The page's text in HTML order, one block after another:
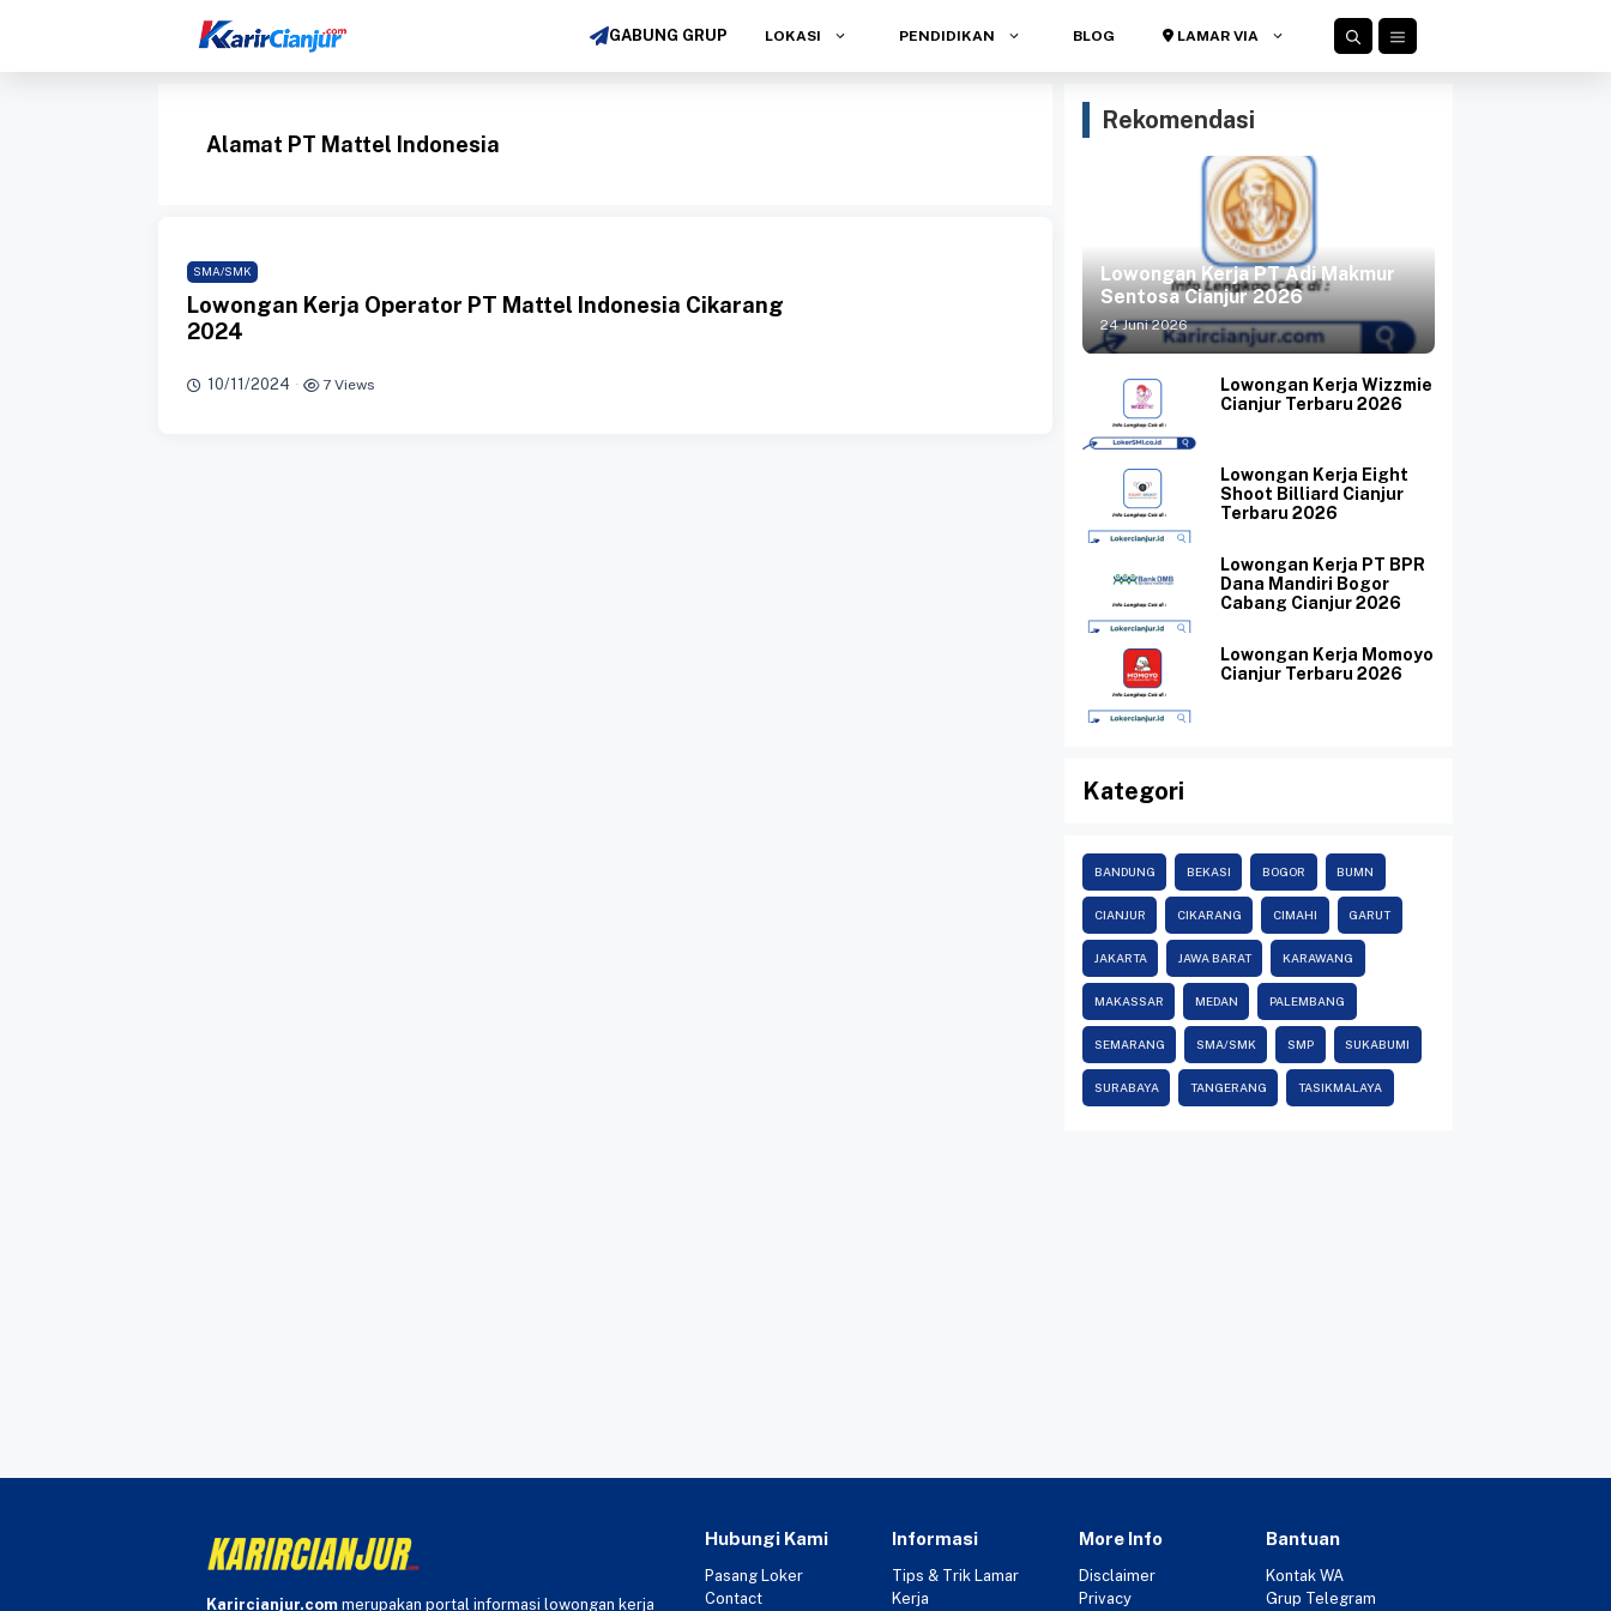
isi
GABUNG GRUP LOKASI PENDIDIKAN BLOG LAMAR VIA
Alamat PT Mattel Indonesia
SMA/SMK
Lowongan Kerja Operator PT Mattel Indonesia Cikarang
2024
10/11/2024 · 7 Views
Rekomendasi
Lowongan Kerja PT Adi Makmur
Sentosa Cianjur 2026
24 Juni 2026
Lowongan Kerja Wizzmie
Cianjur Terbaru 2026
Lowongan Kerja Eight
Shoot Billiard Cianjur
Terbaru 2026
Lowongan Kerja PT BPR
Dana Mandiri Bogor
Cabang Cianjur 2026
Lowongan Kerja Momoyo
Cianjur Terbaru 2026
Kategori
BANDUNG BEKASI BOGOR BUMN
CIANJUR CIKARANG CIMAHI GARUT
JAKARTA JAWA BARAT KARAWANG
MAKASSAR MEDAN PALEMBANG
SEMARANG SMA/SMK SMP SUKABUMI
SURABAYA TANGERANG TASIKMALAYA
Karircianjur.com merupakan portal informasi lowongan kerja
Hubungi Kami
Pasang Loker
Contact
Informasi
Tips & Trik Lamar
Kerja
More Info
Disclaimer
Privacy
Bantuan
Kontak WA
Grup Telegram